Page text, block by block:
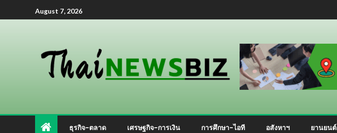
August 7, 2026
ธุรกิจ-ตลาด เศรษฐกิจ-การเงิน การศึกษา-ไอที อสังหาฯ ยานยนต์